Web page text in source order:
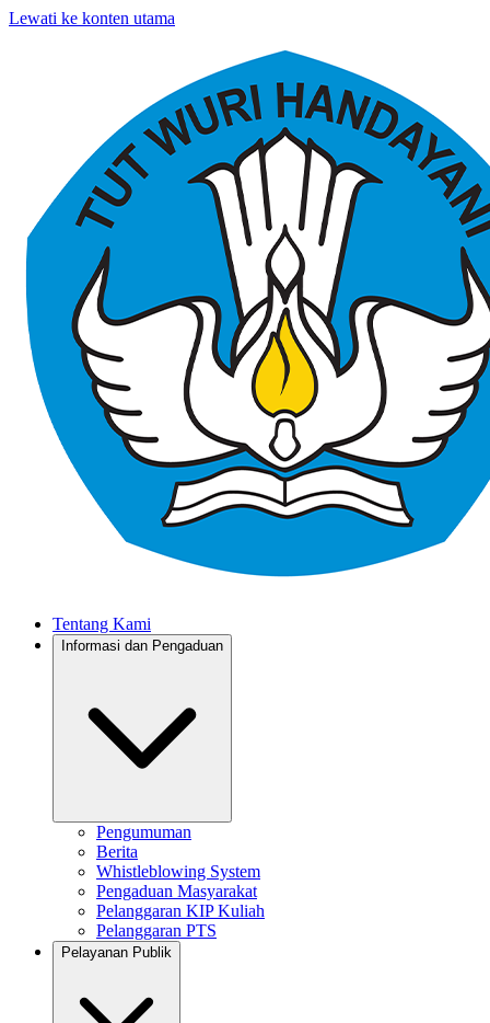
Lewati ke konten utama
Tentang Kami
Informasi dan Pengaduan
Pengumuman
Berita
Whistleblowing System
Pengaduan Masyarakat
Pelanggaran KIP Kuliah
Pelanggaran PTS
Pelayanan Publik